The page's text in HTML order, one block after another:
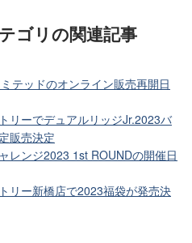
ゴリの関連記事
テッドのオンライン販売再開日
リーでデュアルリッジJr.2023バ
販売決定
レンジ2023 1st ROUNDの開催日
リー新橋店で2023福袋が発売決